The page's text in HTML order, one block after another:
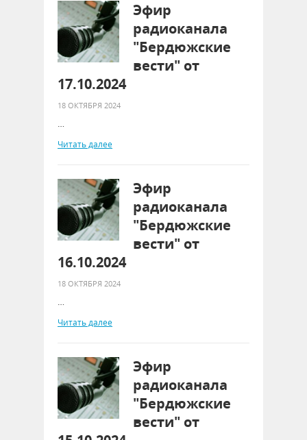
Эфир
радиоканала
"Бердюжские
вести" от
17.10.2024
18 ОКТЯБРЯ 2024
…
Читать далее
Эфир
радиоканала
"Бердюжские
вести" от
16.10.2024
18 ОКТЯБРЯ 2024
…
Читать далее
Эфир
радиоканала
"Бердюжские
вести" от